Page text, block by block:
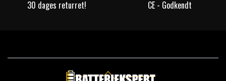
30 dages returret! CE - Godkendt